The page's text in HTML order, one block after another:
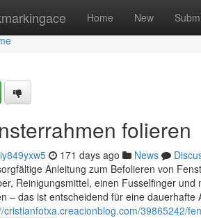
Home New
folieren
171 days ago News
Anleitung zum Befolieren von
Reinigungsmittel, einen Fusselfinger
– das ist entscheidend für eine
cristianfotxa.creacionblog.com/39865242/